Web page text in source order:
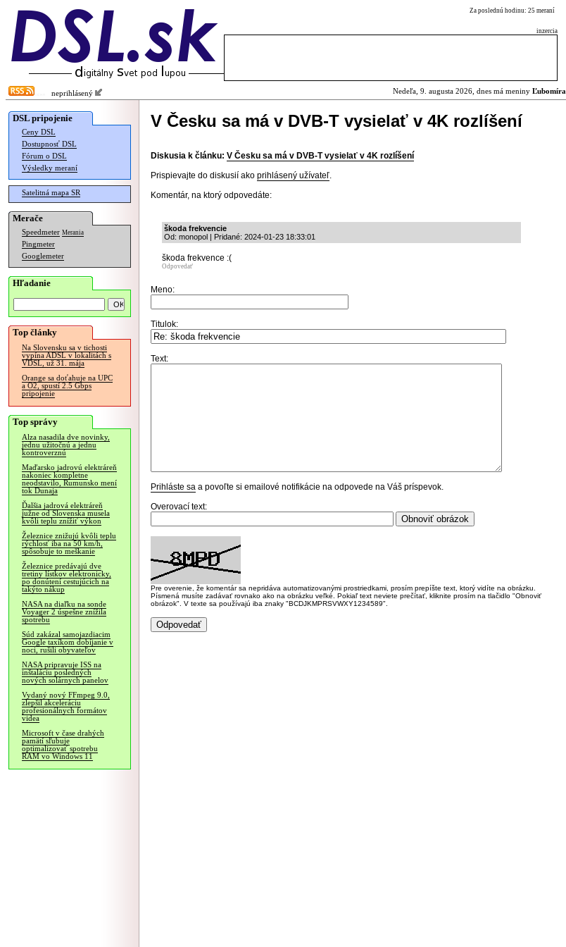
Za poslednú hodinu: 25 meraní
inzercia
neprihlásený Nedeľa, 9. augusta 2026, dnes má meniny Ľubomíra
DSL pripojenie
Ceny DSL
Dostupnosť DSL
Fórum o DSL
Výsledky meraní
Satelitná mapa SR
Merače
Speedmeter Merania
Pingmeter
Googlemeter
Hľadanie
Top články
Na Slovensku sa v tichosti
vypína ADSL v lokalitách s
VDSL, už 31. mája
Orange sa doťahuje na UPC
a O2, spustí 2.5 Gbps
pripojenie
Top správy
Alza nasadila dve novinky,
jednu užitočnú a jednu
kontroverznú
Maďarsko jadrovú elektráreň
nakoniec kompletne
neodstavilo, Rumunsko mení
tok Dunaja
Ďalšia jadrová elektráreň
južne od Slovenska musela
kvôli teplu znížiť výkon
Železnice znižujú kvôli teplu
rýchlosť iba na 50 km/h,
spôsobuje to meškanie
Železnice predávajú dve
tretiny lístkov elektronicky,
po donútení cestujúcich na
takýto nákup
NASA na diaľku na sonde
Voyager 2 úspešne znížila
spotrebu
Súd zakázal samojazdiacim
Google taxíkom dobíjanie v
noci, rušili obyvateľov
NASA pripravuje ISS na
inštaláciu posledných
nových solárnych panelov
Vydaný nový FFmpeg 9.0,
zlepšil akceleráciu
profesionálnych formátov
videa
Microsoft v čase drahých
pamätí sľubuje
optimalizovať spotrebu
RAM vo Windows 11
V Česku sa má v DVB-T vysielať v 4K rozlíšení
Diskusia k článku: V Česku sa má v DVB-T vysielať v 4K rozlíšení
Prispievajte do diskusií ako prihlásený užívateľ.
Komentár, na ktorý odpovedáte:
škoda frekvencie
Od: monopol | Pridané: 2024-01-23 18:33:01
škoda frekvence :(
Odpovedať
Meno:
Titulok:
Text:
Prihláste sa a povoľte si emailové notifikácie na odpovede na Váš príspevok.
Overovací text:
Pre overenie, že komentár sa nepridáva automatizovanými prostriedkami, prosím prepíšte text, ktorý vidíte na obrázku.
Písmená musíte zadávať rovnako ako na obrázku veľké. Pokiaľ text neviete prečítať, kliknite prosím na tlačidlo "Obnoviť
obrázok". V texte sa používajú iba znaky "BCDJKMPRSVWXY1234589".